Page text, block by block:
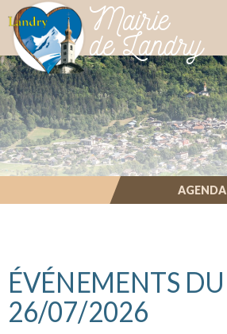
Mairie
de Landry
AGENDA
ÉVÉNEMENTS DU
26/07/2026